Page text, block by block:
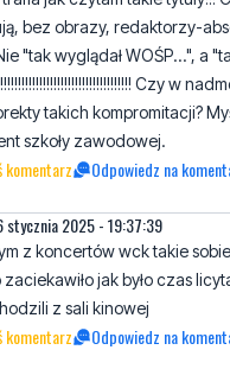
26 stycznia 2025 - 19:31:53
jak czytam takie tytuły!!!
bez obrazy, redaktorzy-
"tak wyglądał WOŚP...", a
Czy w
szkoły zawodowej.
komentarz Odpowiedz na
2025 - 19:37:39
z koncertów wck takie sobie